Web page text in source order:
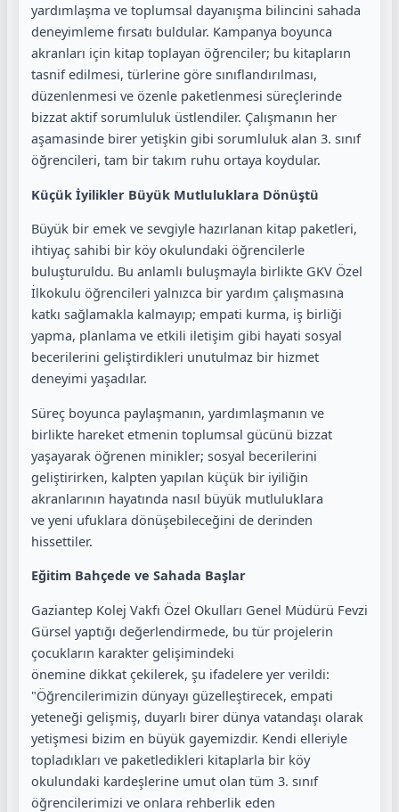
yardımlaşma ve toplumsal dayanışma bilincini sahada
deneyimleme fırsatı buldular. Kampanya boyunca
akranları için kitap toplayan öğrenciler; bu kitapların
tasnif edilmesi, türlerine göre sınıflandırılması,
düzenlenmesi ve özenle paketlenmesi süreçlerinde
bizzat aktif sorumluluk üstlendiler. Çalışmanın her
aşamasinde birer yetişkin gibi sorumluluk alan 3. sınıf
öğrencileri, tam bir takım ruhu ortaya koydular.
Küçük İyilikler Büyük Mutluluklara Dönüştü
Büyük bir emek ve sevgiyle hazırlanan kitap paketleri,
ihtiyaç sahibi bir köy okulundaki öğrencilerle
buluşturuldu. Bu anlamlı buluşmayla birlikte GKV Özel
İlkokulu öğrencileri yalnızca bir yardım çalışmasına
katkı sağlamakla kalmayıp; empati kurma, iş birliği
yapma, planlama ve etkili iletişim gibi hayati sosyal
becerilerini geliştirdikleri unutulmaz bir hizmet
deneyimi yaşadılar.
Süreç boyunca paylaşmanın, yardımlaşmanın ve
birlikte hareket etmenin toplumsal gücünü bizzat
yaşayarak öğrenen minikler; sosyal becerilerini
geliştirirken, kalpten yapılan küçük bir iyiliğin
akranlarının hayatında nasıl büyük mutluluklara
ve yeni ufuklara dönüşebileceğini de derinden
hissettiler.
Eğitim Bahçede ve Sahada Başlar
Gaziantep Kolej Vakfı Özel Okulları Genel Müdürü Fevzi
Gürsel yaptığı değerlendirmede, bu tür projelerin
çocukların karakter gelişimindeki
önemine dikkat çekilerek, şu ifadelere yer verildi:
"Öğrencilerimizin dünyayı güzelleştirecek, empati
yeteneği gelişmiş, duyarlı birer dünya vatandaşı olarak
yetişmesi bizim en büyük gayemizdir. Kendi elleriyle
topladıkları ve paketledikleri kitaplarla bir köy
okulundaki kardeşlerine umut olan tüm 3. sınıf
öğrencilerimizi ve onlara rehberlik eden